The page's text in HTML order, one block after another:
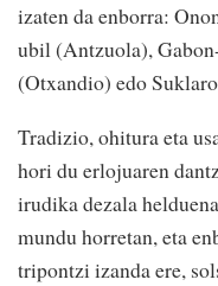
izaten da enborra:
ubil (Antzuola),
(Otxandio) edo
Tradizio, ohitura eta
hori du erlojuaren
irudika dezala
mundu horretan, eta
tripontzi izanda ere,